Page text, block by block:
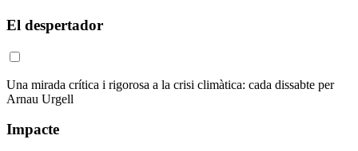
El despertador
Una mirada crítica i rigorosa a la crisi climàtica: cada dissabte per
Arnau Urgell
Impacte